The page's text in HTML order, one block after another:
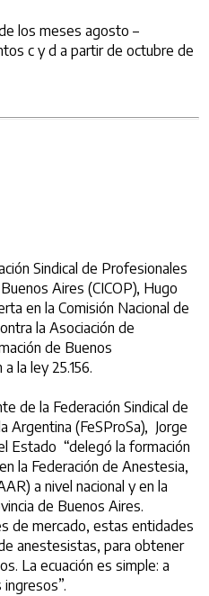
los meses agosto –
c y d a partir de octubre de
Sindical de Profesionales
Aires (CICOP), Hugo
en la Comisión Nacional de
la Asociación de
de Buenos
la ley 25.156.
de la Federación Sindical de
Argentina (FeSProSa), Jorge
Estado “delegó la formación
la Federación de Anestesia,
a nivel nacional y en la
de Buenos Aires.
de mercado, estas entidades
anestesistas, para obtener
La ecuación es simple: a